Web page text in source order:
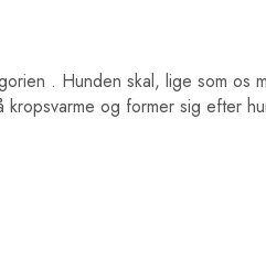
. Hunden skal, lige som os
kropsvarme og former sig efter